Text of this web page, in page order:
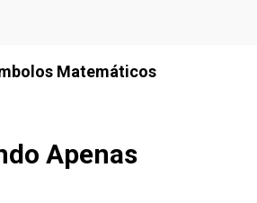
Matemáticos
Apenas